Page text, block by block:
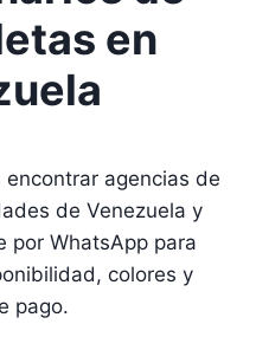
en
agencias de
de Venezuela y
por WhatsApp para
colores y
pago.